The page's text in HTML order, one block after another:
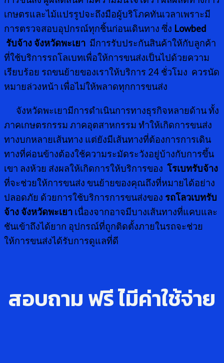
เกษตรและไม้แปรรูปจะถึงมือผู้บริโภคทันเวลาเพราะมี
การตรวจสอบอุปกรณ์ทุกชิ้นก่อนเดินทาง ซึ่ง Lowbed
รับจ้าง จังหวัดพะเยา มีการรับประกันสินค้าให้กับลูกค้า
ที่ใช้บริการรถโลเบทเพื่อให้การขนส่งเป็นไปด้วยความ
เรียบร้อย รถขนย้ายของเราให้บริการ 24 ชั่วโมง ควรนัด
หมายล่วงหน้า เพื่อไม่ให้พลาดทุกการขนส่ง
จังหวัดพะเยามีการดำเนินการทางธุรกิจหลายด้าน ทั้ง
ภาคเกษตรกรรม ภาคอุตสาหกรรม ทำให้เกิดการขนส่ง
ทางบกหลายเส้นทาง แต่ยังมีเส้นทางที่ต้องการการเดิน
ทางที่ค่อนข้างต้องใช้ความระมัดระวังอยู่บ้างกับการขึ้น
เขา ลงห้วย ส่งผลให้เกิดการให้บริการของ โรเบทรับจ้าง
ที่จะช่วยให้การขนส่ง ขนย้ายของคุณถึงที่หมายได้อย่าง
ปลอดภัย ด้วยการใช้บริการการขนส่งของ รถโลวเบทรับ
จ้าง จังหวัดพะเยา เนื่องจากอาจมีบางเส้นทางที่แคบและ
ชันเข้าถึงได้ยาก อุปกรณ์ที่ถูกติดตั้งภายในรถจะช่วย
ให้การขนส่งได้รับการดูแลที่ดี
สอบถาม ฟรี ไ่มีค่าใช้จ่าย